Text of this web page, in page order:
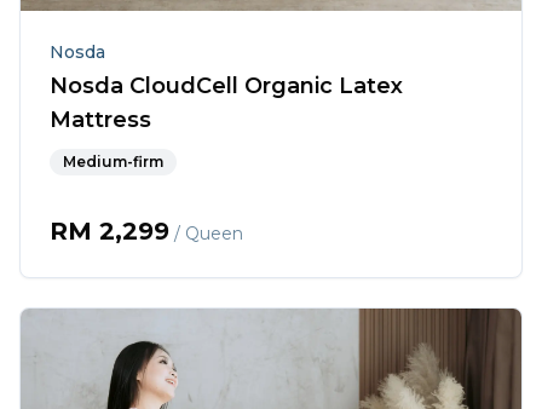
Nosda
Nosda CloudCell Organic Latex
Mattress
Medium-firm
RM 2,299 / Queen